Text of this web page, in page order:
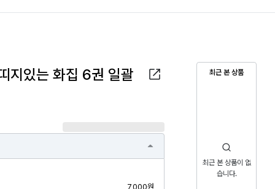
최근 본 상품
최근 본 상품이 없
습니다.
지있는 화집 6권 일괄
7,000원